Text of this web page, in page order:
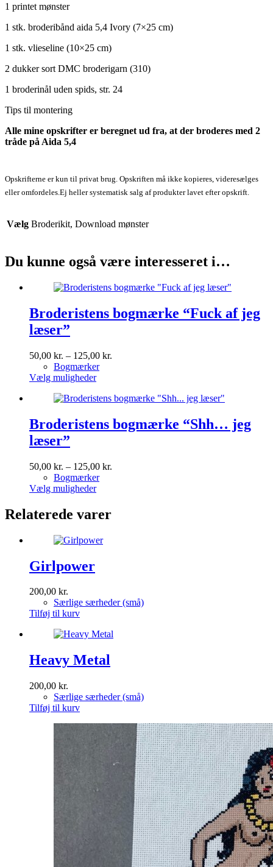
1 printet mønster
1 stk. broderibånd aida 5,4 Ivory (7×25 cm)
1 stk. vlieseline (10×25 cm)
2 dukker sort DMC broderigarn (310)
1 broderinål uden spids, str. 24
Tips til montering
Alle mine opskrifter er beregnet ud fra, at der broderes med 2
tråde på Aida 5,4
Opskrifterne er kun til privat brug. Opskriften må ikke kopieres, videresælges
eller omfordeles.Ej heller systematisk salg af produkter lavet efter opskrift.
Vælg Broderikit, Download mønster
Du kunne også være interesseret i…
Broderistens bogmærke “Fuck af jeg
læser”
50,00 kr. – 125,00 kr.
Bogmærker
Vælg mulighederDette
har
varianter.
Mulighederne
på
varesiden
Broderistens bogmærke “Shh… jeg
læser”
50,00 kr. – 125,00 kr.
Bogmærker
Vælg mulighederDette
flere
Mulighederne
Relaterede varer
Girlpower
200,00 kr.
Særlige særheder (små)
Tilføj til kurv
Heavy Metal
200,00 kr.
Særlige særheder (små)
Tilføj til kurv